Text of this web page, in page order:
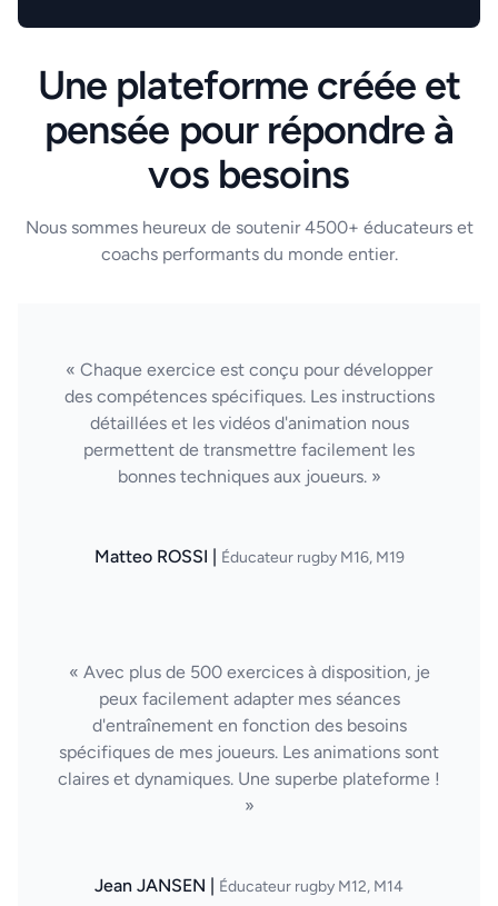
Une plateforme créée et
pensée pour répondre à
vos besoins
Nous sommes heureux de soutenir 4500+ éducateurs et
coachs performants du monde entier.
« Chaque exercice est conçu pour développer
des compétences spécifiques. Les instructions
détaillées et les vidéos d'animation nous
permettent de transmettre facilement les
bonnes techniques aux joueurs. »
Matteo ROSSI | Éducateur rugby M16, M19
« Avec plus de 500 exercices à disposition, je
peux facilement adapter mes séances
d'entraînement en fonction des besoins
spécifiques de mes joueurs. Les animations sont
claires et dynamiques. Une superbe plateforme !
»
Jean JANSEN | Éducateur rugby M12, M14